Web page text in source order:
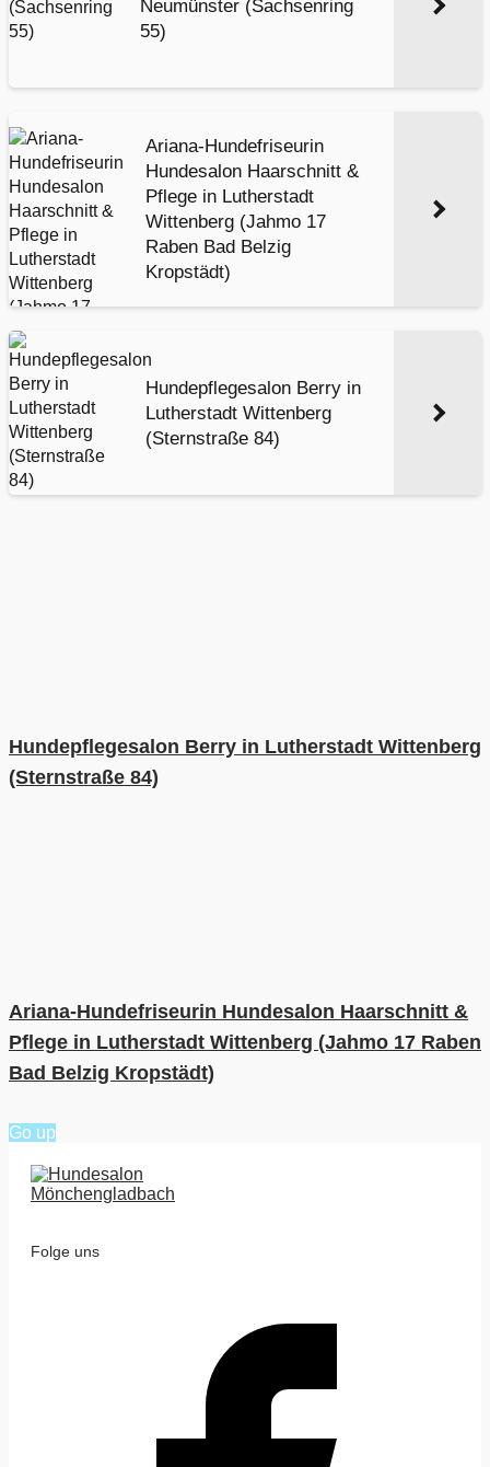
Neumünster (Sachsenring
55)
Ariana-Hundefriseurin
Hundesalon Haarschnitt &
Pflege in Lutherstadt
Wittenberg (Jahmo 17
Raben Bad Belzig
Kropstädt)
Hundepflegesalon Berry in
Lutherstadt Wittenberg
(Sternstraße 84)
Hundepflegesalon Berry in Lutherstadt Wittenberg
(Sternstraße 84)
Ariana-Hundefriseurin Hundesalon Haarschnitt &
Pflege in Lutherstadt Wittenberg (Jahmo 17 Raben
Bad Belzig Kropstädt)
Go up
Folge uns